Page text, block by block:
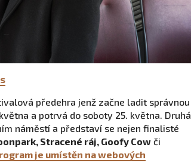
předehra jenž začne ladit správnou
a potrvá do soboty 25. května. Druhá
náměstí a představí se nejen finalisté
Stracené ráj, Goofy Cow či
je umístěn na webových